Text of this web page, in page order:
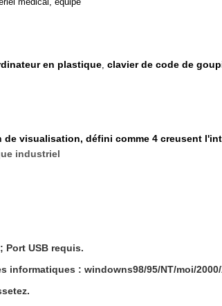
en plastique, clavier de code de
de visualisation, défini comme 4 creusent
industriel
Port USB requis.
informatiques : windowns98/95/NT/moi/2000/